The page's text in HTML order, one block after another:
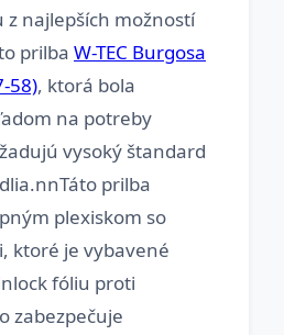
z najlepších možností
prilba W-TEC Burgosa
58), ktorá bola
na potreby
vysoký štandard
prilba
plexiskom so
ktoré je vybavené
fóliu proti
zabezpečuje